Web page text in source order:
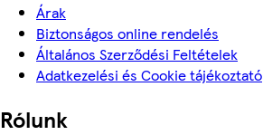
Árak
Biztonságos online rendelés
Általános Szerződési Feltételek
Adatkezelési és Cookie tájékoztató
Rólunk